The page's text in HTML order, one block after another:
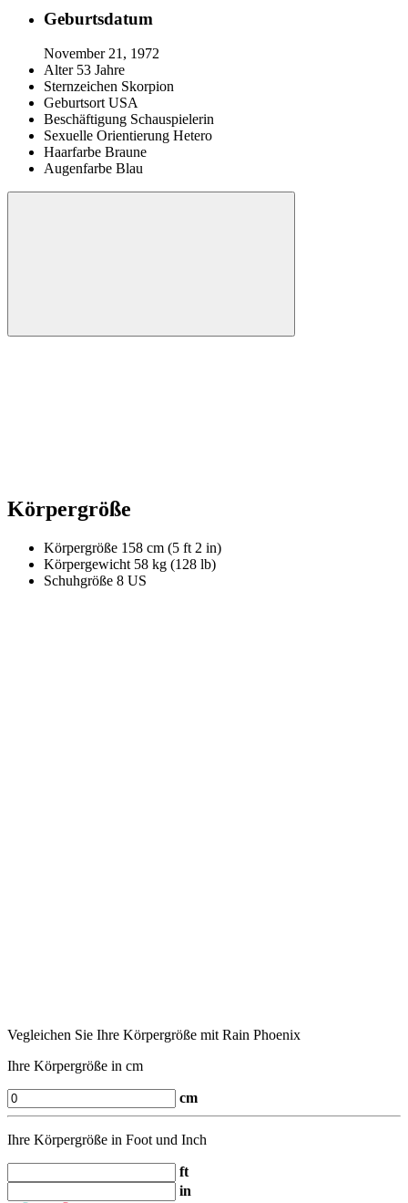
Geburtsdatum
November 21, 1972
Alter 53 Jahre
Sternzeichen Skorpion
Geburtsort USA
Beschäftigung Schauspielerin
Sexuelle Orientierung Hetero
Haarfarbe Braune
Augenfarbe Blau
Körpergröße
Körpergröße 158 cm (5 ft 2 in)
Körpergewicht 58 kg (128 lb)
Schuhgröße 8 US
Vegleichen Sie Ihre Körpergröße mit Rain Phoenix
Ihre Körpergröße in cm
cm
Ihre Körpergröße in Foot und Inch
ft
in